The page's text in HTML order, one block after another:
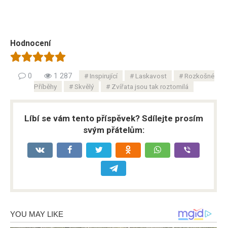
Hodnocení
0 1 287 Inspirující Laskavost
Rozkošné
Příběhy
Skvělý Zvířata jsou tak roztomilá
Líbí se vám tento příspěvek? Sdílejte prosím
svým přátelům: